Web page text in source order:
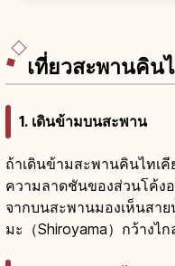
เที่ยวสะพานคิน
1. เดินข้ามบนสะพาน
ถ้าเดินข้ามสะพานคินไทเคี
ความลาดชันของส่วนโค้ง
จากบนสะพานมองเห็นสา
มะ（Shiroyama）กว้างไ